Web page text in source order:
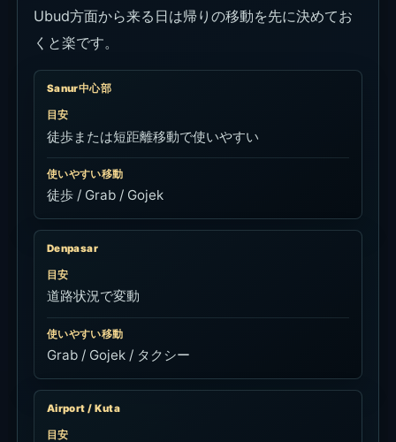
Ubud方面から来る日は帰りの移動を先に決めてお
くと楽です。
Sanur中心部
目安
徒歩または短距離移動で使いやすい
使いやすい移動
徒歩 / Grab / Gojek
Denpasar
目安
道路状況で変動
使いやすい移動
Grab / Gojek / タクシー
Airport / Kuta
目安